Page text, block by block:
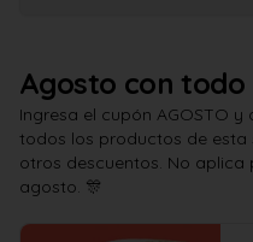
Agosto con todo
Ingresa el cupón AGOSTO
todos los productos de esta
otros descuentos. No aplica
agosto. 🎊